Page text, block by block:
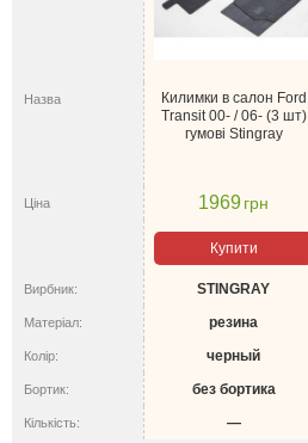
Назва
Килимки в салон Ford
Transit 00- / 06- (3 шт)
гумові Stingray
Ціна 1969грн
Купити
Вирбник: STINGRAY
Матеріал: резина
Колір: черный
Бортик: без бортика
Кількість: —